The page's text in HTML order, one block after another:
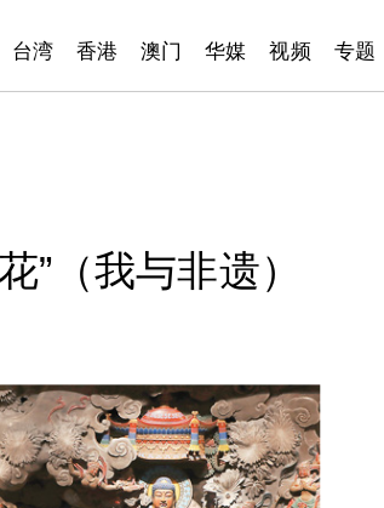
台湾 香港 澳门 华媒 视频 专题
”（我与非遗）